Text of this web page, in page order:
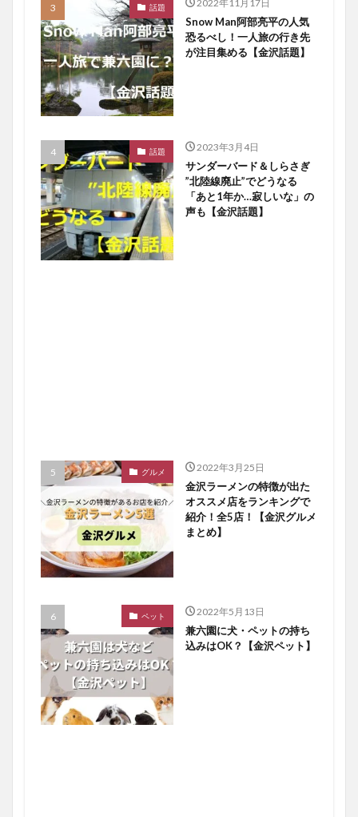
話題 2022年11月17日
Snow Man阿部亮平の人気
恐るべし！一人旅の行き先
が注目集める【金沢話題】
話題 2023年3月4日
サンダーバード＆しらさぎ
”北陸線廃止”でどうなる
「あと1年か…寂しいな」の
声も【金沢話題】
グルメ 2022年3月25日
金沢ラーメンの特徴が出た
オススメ店をランキングで
紹介！全5店！【金沢グルメ
まとめ】
ペット 2022年5月13日
兼六園に犬・ペットの持ち
込みはOK？【金沢ペット】